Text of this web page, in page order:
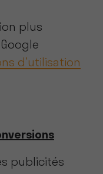
plus
d’utilisation
publicités